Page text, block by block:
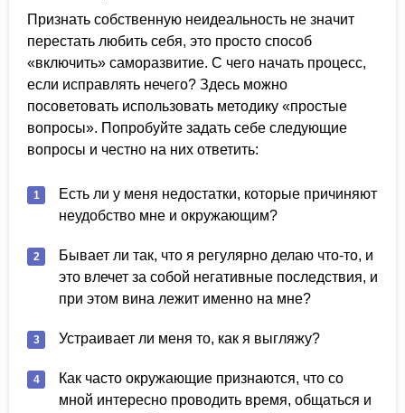
Признать собственную неидеальность не значит
перестать любить себя, это просто способ
«включить» саморазвитие. С чего начать процесс,
если исправлять нечего? Здесь можно
посоветовать использовать методику «простые
вопросы». Попробуйте задать себе следующие
вопросы и честно на них ответить:
Есть ли у меня недостатки, которые причиняют
неудобство мне и окружающим?
Бывает ли так, что я регулярно делаю что-то, и
это влечет за собой негативные последствия, и
при этом вина лежит именно на мне?
Устраивает ли меня то, как я выгляжу?
Как часто окружающие признаются, что со
мной интересно проводить время, общаться и